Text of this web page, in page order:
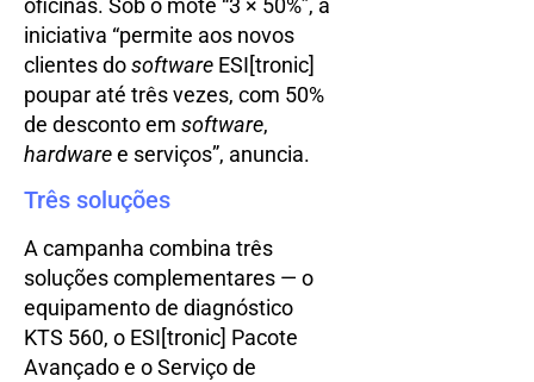
iniciativa “permite aos novos
clientes dosoftware ESI[tronic]
poupar até três vezes, com 50%
de desconto em software,
hardwaree serviços”, anuncia.
Três soluções
A campanha combina três
soluções complementares — o
equipamento de diagnóstico
KTS 560, o ESI[tronic] Pacote
Avançado e o Serviço de